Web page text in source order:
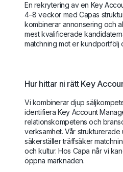
En rekrytering av en Key
4–8 veckor med Capas
kombinerar annonsering och
mest kvalificerade
matchning mot er kundportfölj
Hur hittar ni rätt Key
Vi kombinerar djup
identifiera Key Account
relationskompetens och
verksamhet. Vår strukturerade
säkerställer träffsäker
och kultur. Hos Capa når vi
öppna marknaden.